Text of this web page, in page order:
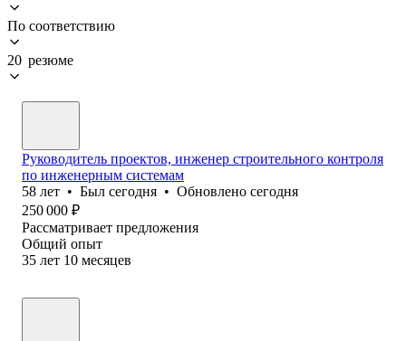
По соответствию
20 резюме
Руководитель проектов, инженер строительного контроля
по инженерным системам
58 лет • Был сегодня • Обновлено сегодня
250 000 ₽
Рассматривает предложения
Общий опыт
35 лет 10 месяцев